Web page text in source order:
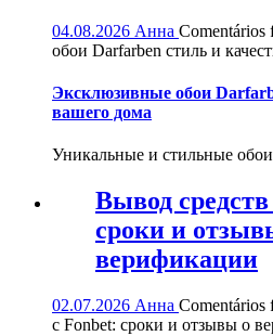
04.08.2026 Анна Comentários
обои Darfarben стиль и
Эксклюзивные обои
вашего дома
Уникальные и стильные
Вывод
сроки и
верификации
02.07.2026 Анна Comentários
с Fonbet: сроки и отзывы о